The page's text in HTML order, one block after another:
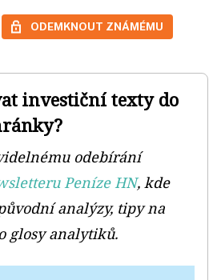
ODEMKNOUT ZNÁMÉMU
investiční texty do
odebírání
Peníze HN, kde
analýzy, tipy na
glosy analytiků.